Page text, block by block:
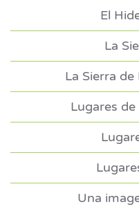
El
La
La Sierra de
Lugares
Una